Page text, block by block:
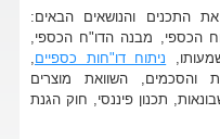
את התכנים והנושאים הבאים:
הכספי, מבנה הדו"ח הכספי,
ניתוח דו"חות כספיים
והסכמים, השוואת מוצרים
תכנון פיננסי, חוק הגנת